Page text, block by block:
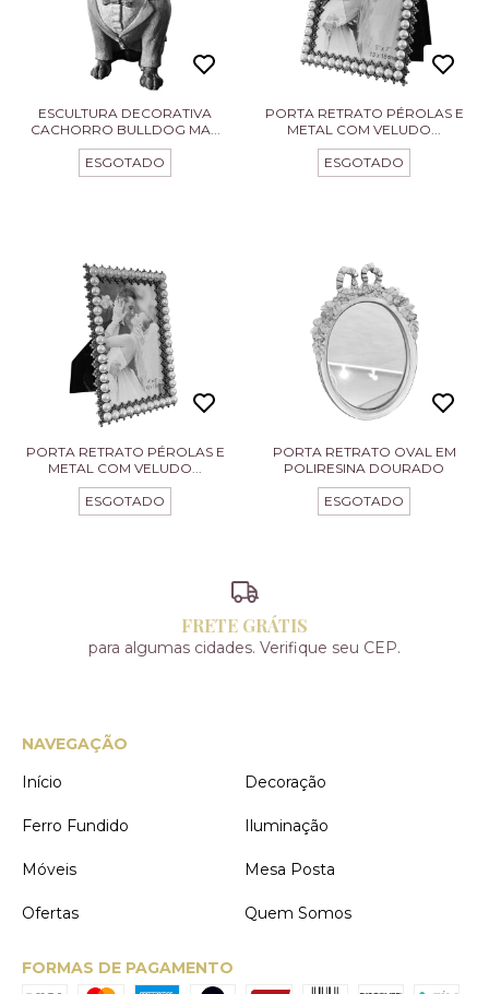
ESCULTURA DECORATIVA
CACHORRO BULLDOG MA...
ESGOTADO
PORTA RETRATO PÉROLAS E
METAL COM VELUDO...
ESGOTADO
PORTA RETRATO PÉROLAS E
METAL COM VELUDO...
ESGOTADO
PORTA RETRATO OVAL EM
POLIRESINA DOURADO
ESGOTADO
FRETE GRÁTIS
para algumas cidades. Verifique seu CEP.
NAVEGAÇÃO
Início
Decoração
Ferro Fundido Iluminação
Móveis Mesa Posta
Ofertas Quem Somos
FORMAS DE PAGAMENTO